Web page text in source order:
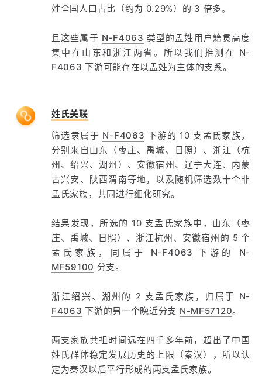
姓全国人口占比（约为 0.29%）的 3 倍多。
且这些属于 N-F4063 类型的孟姓用户籍贯高度
集中在山东和浙江两省。所以我们推测在 N-
F4063 下游可能存在以孟姓为主体的支系。
姓氏关联
筛选隶属于 N-F4063 下游的 10 支孟氏家族，
分别来自山东（枣庄、禹城、日照）、浙江（杭
州、绍兴、湖州）、安徽宿州、辽宁大连、内蒙
古兴安、陕西渭南等地，以及随机筛选数十个非
孟氏家族，共同进行细化研究。
结果发现，所选的 10 支孟氏家族中，山东（枣
庄、禹城、日照）、浙江杭州、安徽宿州的 5 个
孟氏家族，同属于 N-F4063 下游的 N-
MF59100 分支。
浙江绍兴、湖州的 2 支孟氏家族，归属于 N-
F4063 下游的另一个晚近分支 N-MF57120。
两支家族共祖时间远在四千多年前，超出了中国
姓氏群体稳定发展历史的上限（秦汉），所以认
定为秦汉以后平行形成的两支孟氏家族。